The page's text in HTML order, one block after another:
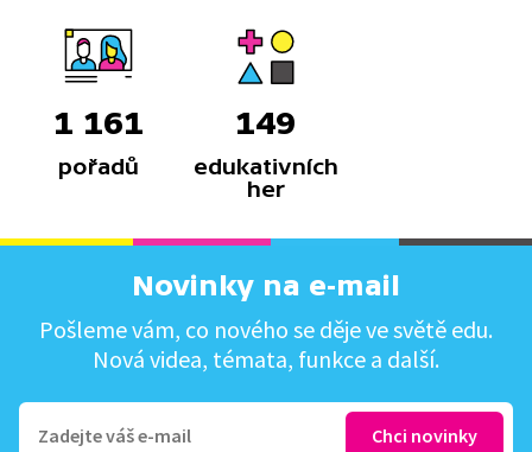
1 161
pořadů
149
edukativních
her
Novinky na e-mail
Pošleme vám, co nového se děje ve světě edu.
Nová videa, témata, funkce a další.